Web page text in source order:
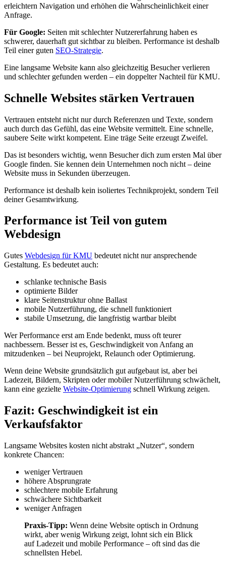
erleichtern Navigation und erhöhen die Wahrscheinlichkeit einer
Anfrage.
Für Google: Seiten mit schlechter Nutzererfahrung haben es
schwerer, dauerhaft gut sichtbar zu bleiben. Performance ist deshalb
Teil einer guten SEO-Strategie.
Eine langsame Website kann also gleichzeitig Besucher verlieren
und schlechter gefunden werden – ein doppelter Nachteil für KMU.
Schnelle Websites stärken Vertrauen
Vertrauen entsteht nicht nur durch Referenzen und Texte, sondern
auch durch das Gefühl, das eine Website vermittelt. Eine schnelle,
saubere Seite wirkt kompetent. Eine träge Seite erzeugt Zweifel.
Das ist besonders wichtig, wenn Besucher dich zum ersten Mal über
Google finden. Sie kennen dein Unternehmen noch nicht – deine
Website muss in Sekunden überzeugen.
Performance ist deshalb kein isoliertes Technikprojekt, sondern Teil
deiner Gesamtwirkung.
Performance ist Teil von gutem
Webdesign
Gutes Webdesign für KMU bedeutet nicht nur ansprechende
Gestaltung. Es bedeutet auch:
schlanke technische Basis
optimierte Bilder
klare Seitenstruktur ohne Ballast
mobile Nutzerführung, die schnell funktioniert
stabile Umsetzung, die langfristig wartbar bleibt
Wer Performance erst am Ende bedenkt, muss oft teurer
nachbessern. Besser ist es, Geschwindigkeit von Anfang an
mitzudenken – bei Neuprojekt, Relaunch oder Optimierung.
Wenn deine Website grundsätzlich gut aufgebaut ist, aber bei
Ladezeit, Bildern, Skripten oder mobiler Nutzerführung schwächelt,
kann eine gezielte Website-Optimierung schnell Wirkung zeigen.
Fazit: Geschwindigkeit ist ein
Verkaufsfaktor
Langsame Websites kosten nicht abstrakt „Nutzer“, sondern
konkrete Chancen:
weniger Vertrauen
höhere Absprungrate
schlechtere mobile Erfahrung
schwächere Sichtbarkeit
weniger Anfragen
Praxis-Tipp: Wenn deine Website optisch in Ordnung
wirkt, aber wenig Wirkung zeigt, lohnt sich ein Blick
auf Ladezeit und mobile Performance – oft sind das die
schnellsten Hebel.